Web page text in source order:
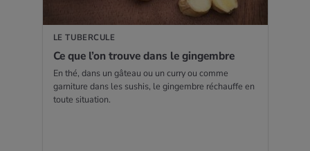
LE TUBERCULE
Ce que l’on trouve dans le gin­gembre
En thé, dans un gâteau ou un curry ou comme
garniture dans les sushis, le gingembre réchauffe en
toute situation.